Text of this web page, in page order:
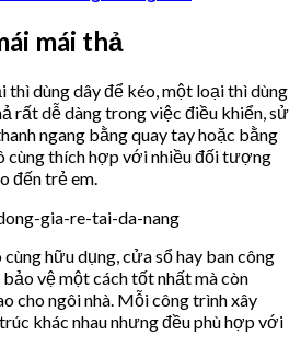
mái thả
thì dùng dây để kéo, một loại thì dùng
rất dễ dàng trong việc điều khiển, sử
ngang bằng quay tay hoặc bằng
cùng thích hợp với nhiều đối tượng
đến trẻ em.
hữu dụng, cửa sổ hay ban công
vệ một cách tốt nhất mà còn
cho ngôi nhà. Mỗi công trình xây
khác nhau nhưng đều phù hợp với